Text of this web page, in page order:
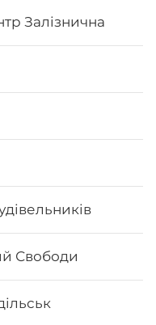
Залізнична
Свободи
Хочу